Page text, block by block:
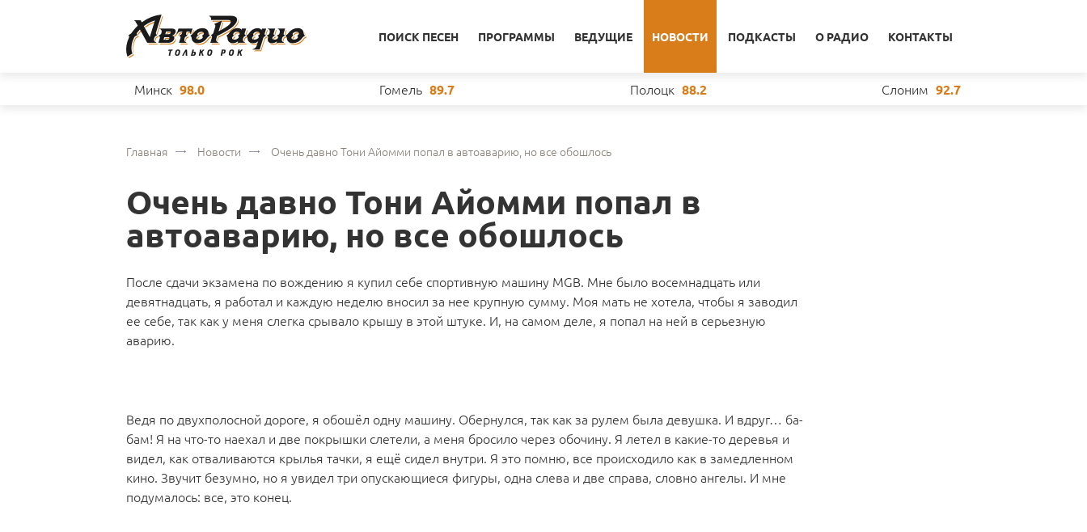
ПОИСК ПЕСЕН ПРОГРАММЫ ВЕДУЩИЕ НОВОСТИ ПОДКАСТЫ О РАДИО КОНТАКТЫ
Минск 98.0 Гомель 89.7 Полоцк 88.2 Слоним 92.7
Главная Новости Очень давно Тони Айомми попал в автоаварию, но все обошлось
Очень давно Тони Айомми попал в
автоаварию, но все обошлось
После сдачи экзамена по вождению я купил себе спортивную машину MGB. Мне было восемнадцать или
девятнадцать, я работал и каждую неделю вносил за нее крупную сумму. Моя мать не хотела, чтобы я заводил
ее себе, так как у меня слегка срывало крышу в этой штуке. И, на самом деле, я попал на ней в серьезную
аварию.
Ведя по двухполосной дороге, я обошёл одну машину. Обернулся, так как за рулем была девушка. И вдруг… ба-
бам! Я на что-то наехал и две покрышки слетели, а меня бросило через обочину. Я летел в какие-то деревья и
видел, как отваливаются крылья тачки, я ещё сидел внутри. Я это помню, все происходило как в замедленном
кино. Звучит безумно, но я увидел три опускающиеся фигуры, одна слева и две справа, словно ангелы. И мне
подумалось: все, это конец.